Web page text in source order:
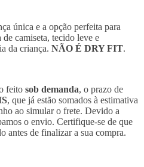
única e a opção perfeita para
camiseta, tecido leve e
da criança. NÃO É DRY FIT.
feito sob demanda, o prazo de
, que já estão somados à estimativa
ao simular o frete. Devido a
o envio. Certifique-se de que
antes de finalizar a sua compra.